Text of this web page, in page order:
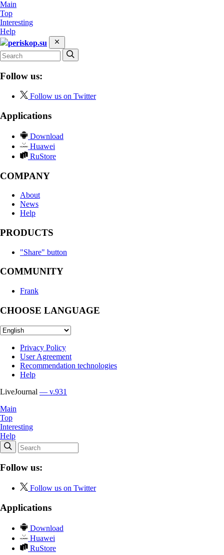
Main
Top
Interesting
Help
periskop.su
Follow us:
Follow us on Twitter
Applications
Download
Huawei
RuStore
COMPANY
About
News
Help
PRODUCTS
"Share" button
COMMUNITY
Frank
CHOOSE LANGUAGE
Privacy Policy
User Agreement
Recommendation technologies
Help
LiveJournal — v.931
Main
Top
Interesting
Help
Follow us:
Follow us on Twitter
Applications
Download
Huawei
RuStore